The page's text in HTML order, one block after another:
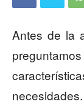
Antes de la